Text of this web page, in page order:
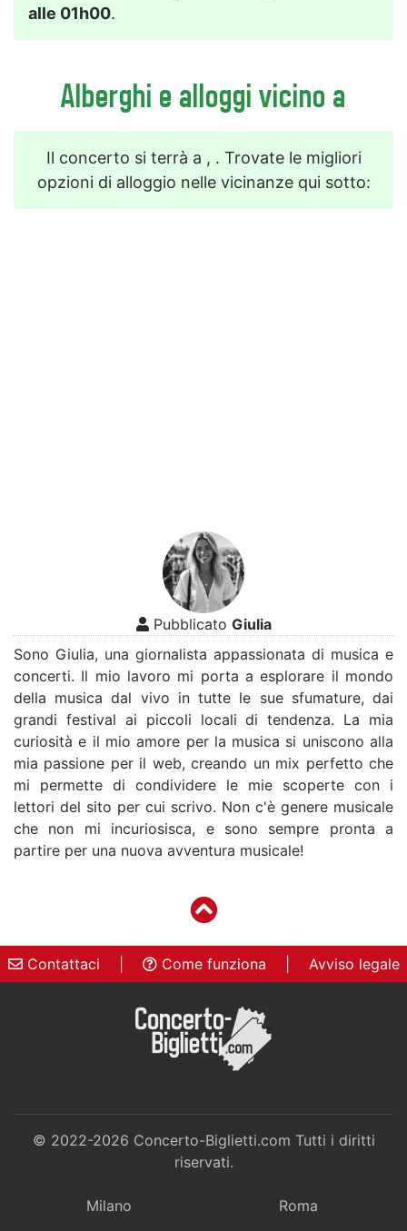
alle 01h00.
Alberghi e alloggi vicino a
Il concerto si terrà a , . Trovate le migliori
opzioni di alloggio nelle vicinanze qui sotto:
Pubblicato Giulia
Sono Giulia, una giornalista appassionata di musica e
concerti. Il mio lavoro mi porta a esplorare il mondo
della musica dal vivo in tutte le sue sfumature, dai
grandi festival ai piccoli locali di tendenza. La mia
curiosità e il mio amore per la musica si uniscono alla
mia passione per il web, creando un mix perfetto che
mi permette di condividere le mie scoperte con i
lettori del sito per cui scrivo. Non c'è genere musicale
che non mi incuriosisca, e sono sempre pronta a
partire per una nuova avventura musicale!
Contattaci Come funziona Avviso legale
© 2022-2026 Concerto-Biglietti.com Tutti i diritti
riservati.
Milano Roma